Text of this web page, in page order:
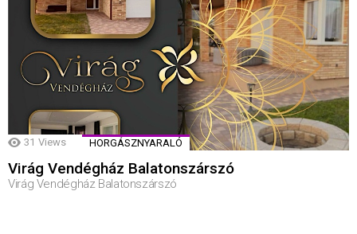
31 Views HORGÁSZNYARALÓ
Virág Vendégház Balatonszárszó
Virág Vendégház Balatonszárszó